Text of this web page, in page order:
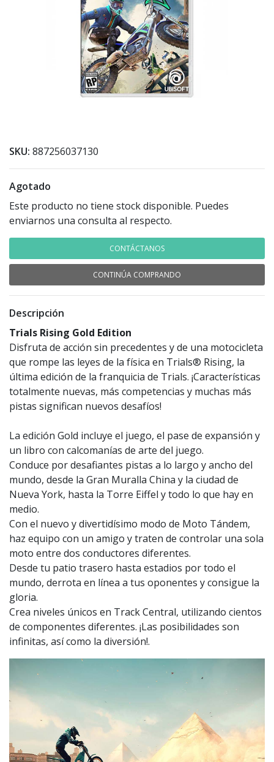
SKU: 887256037130
Agotado
Este producto no tiene stock disponible. Puedes
enviarnos una consulta al respecto.
CONTÁCTANOS
CONTINÚA COMPRANDO
Descripción
Trials Rising Gold Edition
Disfruta de acción sin precedentes y de una motocicleta
que rompe las leyes de la física en Trials® Rising, la
última edición de la franquicia de Trials. ¡Características
totalmente nuevas, más competencias y muchas más
pistas significan nuevos desafíos!
La edición Gold incluye el juego, el pase de expansión y
un libro con calcomanías de arte del juego.
Conduce por desafiantes pistas a lo largo y ancho del
mundo, desde la Gran Muralla China y la ciudad de
Nueva York, hasta la Torre Eiffel y todo lo que hay en
medio.
Con el nuevo y divertidísimo modo de Moto Tándem,
haz equipo con un amigo y traten de controlar una sola
moto entre dos conductores diferentes.
Desde tu patio trasero hasta estadios por todo el
mundo, derrota en línea a tus oponentes y consigue la
gloria.
Crea niveles únicos en Track Central, utilizando cientos
de componentes diferentes. ¡Las posibilidades son
infinitas, así como la diversión!.